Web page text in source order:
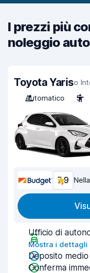
I prezzi più
noleggio auto
Toyota Yariso
Automatico
5
7,9
Ufficio di
Mostra i dettagli
Deposito medio
Conferma